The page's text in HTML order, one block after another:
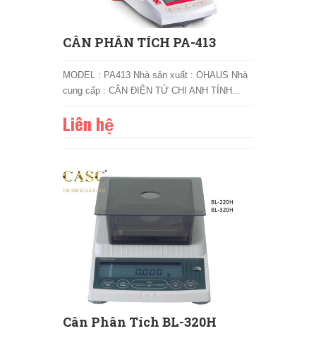
CÂN PHÂN TÍCH PA-413
MODEL : PA413 Nhà sản xuất : OHAUS Nhà
cung cấp : CÂN ĐIỆN TỬ CHI ANH TÍNH...
Liên hệ
Cân Phân Tích BL-320H